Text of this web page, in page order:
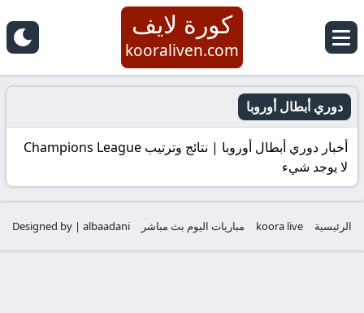
كورة لايف
kooraliven.com
دوري أبطال أوروبا
أخبار دوري أبطال أوروبا | نتائج وترتيب Champions League
لا يوجد شيء
الرئيسية koora live مباريات اليوم بث مباشر Designed by | albaadani